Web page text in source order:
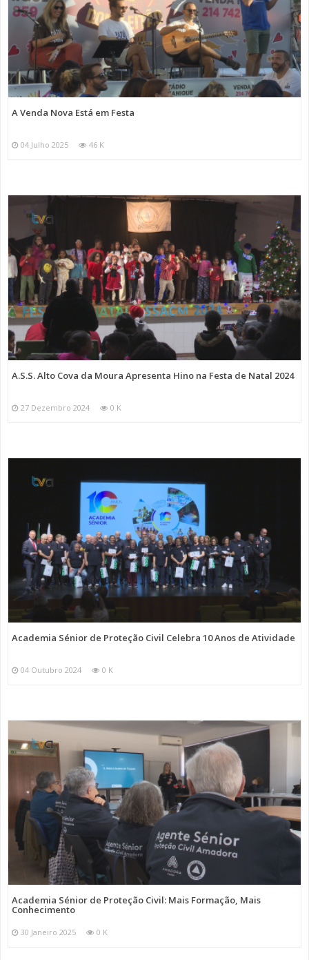
A Venda Nova Está em Festa
04 Julho 2025 46 K
A.S.S. Alto Cova da Moura Apresenta Hino na Festa de Natal 2024
27 Dezembro 2024 0 K
Academia Sénior de Proteção Civil Celebra 10 Anos de Atividade
04 Outubro 2024 0 K
Academia Sénior de Proteção Civil: Mais Formação, Mais
Conhecimento
30 Janeiro 2025 0 K